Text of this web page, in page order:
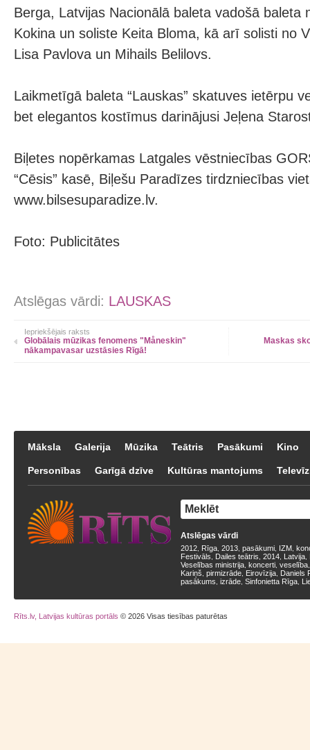
Berga, Latvijas Nacionālā baleta vadošā baleta
Kokina un soliste Keita Bloma, kā arī solisti no
Lisa Pavlova un Mihails Belilovs.
Laikmetīgā baleta “Lauskas” skatuves ietērpu
bet elegantos kostīmus darinājusi Jeļena
Biļetes nopērkamas Latgales vēstniecības
“Cēsis” kasē, Biļešu Paradīzes tirdzniecības
www.bilsesuparadize.lv.
Foto: Publicitātes
Atslēgas vārdi: LAUSKAS
Iepriekšējais raksts
Globālais mūzikas fenomens "Måneskin"
nākampavasar uzstāsies Rīgā!
Maskas
Māksla Galerija Mūzika Teātris Pasākumi Kino
Personības Garīgā dzīve Kultūras mantojums
Atslēgas vārdi
2012 Rīga 2013 pasākumi IZM
Festivāls
Dailes teātris 2014 Latvija
Veselības ministrija koncerti veselība
Kariņš pirmizrāde Eirovīzija Daniels
pasākums izrāde Sinfonietta Rīga
Rīts.lv, Latvijas kultūras portāls © 2026 Visas tiesības paturētas